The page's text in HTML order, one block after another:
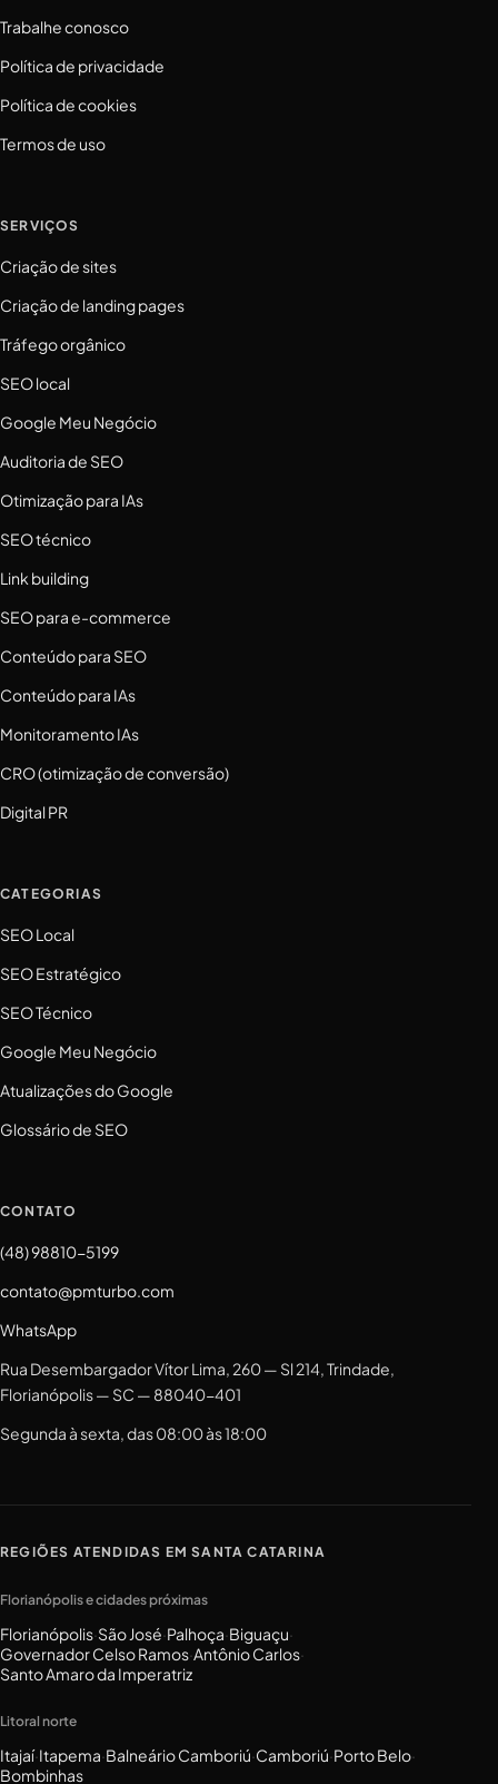
Trabalhe conosco
Política de privacidade
Política de cookies
Termos de uso
SERVIÇOS
Criação de sites
Criação de landing pages
Tráfego orgânico
SEO local
Google Meu Negócio
Auditoria de SEO
Otimização para IAs
SEO técnico
Link building
SEO para e-commerce
Conteúdo para SEO
Conteúdo para IAs
Monitoramento IAs
CRO (otimização de conversão)
Digital PR
CATEGORIAS
SEO Local
SEO Estratégico
SEO Técnico
Google Meu Negócio
Atualizações do Google
Glossário de SEO
CONTATO
(48) 98810-5199
contato@pmturbo.com
WhatsApp
Rua Desembargador Vítor Lima, 260 — Sl 214, Trindade,
Florianópolis — SC — 88040-401
Segunda à sexta, das 08:00 às 18:00
REGIÕES ATENDIDAS EM SANTA CATARINA
Florianópolis e cidades próximas
Florianópolis·São José·Palhoça·Biguaçu·
Governador Celso Ramos·Antônio Carlos·
Santo Amaro da Imperatriz
Litoral norte
Itajaí·Itapema·Balneário Camboriú·Camboriú·Porto Belo·
Bombinhas